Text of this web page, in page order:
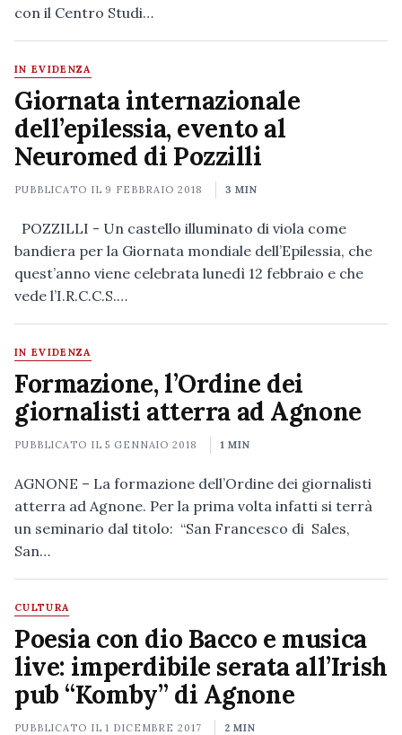
con il Centro Studi…
IN EVIDENZA
Giornata internazionale
dell’epilessia, evento al
Neuromed di Pozzilli
PUBBLICATO IL 9 FEBBRAIO 2018 3 MIN
POZZILLI - Un castello illuminato di viola come
bandiera per la Giornata mondiale dell’Epilessia, che
quest’anno viene celebrata lunedì 12 febbraio e che
vede l’I.R.C.C.S.…
IN EVIDENZA
Formazione, l’Ordine dei
giornalisti atterra ad Agnone
PUBBLICATO IL5 GENNAIO 2018 1 MIN
AGNONE – La formazione dell’Ordine dei giornalisti
atterra ad Agnone. Per la prima volta infatti si terrà
un seminario dal titolo: “San Francesco di Sales,
San…
CULTURA
Poesia con dio Bacco e musica
live: imperdibile serata all’Irish
pub “Komby” di Agnone
PUBBLICATO IL1 DICEMBRE 2017 2 MIN